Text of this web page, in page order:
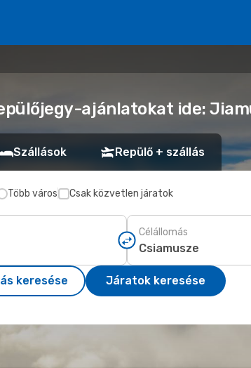
ajánlatokat ide:
Szállások Repülő + szállás
Több város Csak közvetlen járatok
Célállomás
keresése Járatok keresése